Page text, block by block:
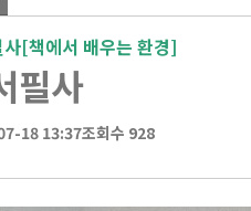
[책에서 배우는 환경]
필사
18 13:37조회수 928